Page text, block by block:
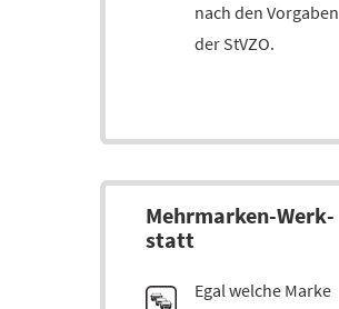
nach den Vorgaben
der StVZO.
Mehr­marken-Werk­
statt
Egal welche Marke